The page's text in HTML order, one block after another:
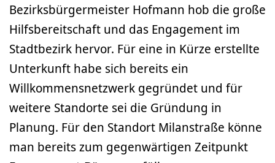
Bezirksbürgermeister Hofmann hob die große
Hilfsbereitschaft und das Engagement im
Stadtbezirk hervor. Für eine in Kürze erstellte
Unterkunft habe sich bereits ein
Willkommensnetzwerk gegründet und für
weitere Standorte sei die Gründung in
Planung. Für den Standort Milanstraße könne
man bereits zum gegenwärtigen Zeitpunkt